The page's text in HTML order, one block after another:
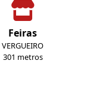
Feiras
VERGUEIRO
301 metros